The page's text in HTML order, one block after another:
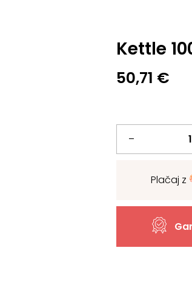
Kettle
50,71 €
–
Kettle
Plačaj z